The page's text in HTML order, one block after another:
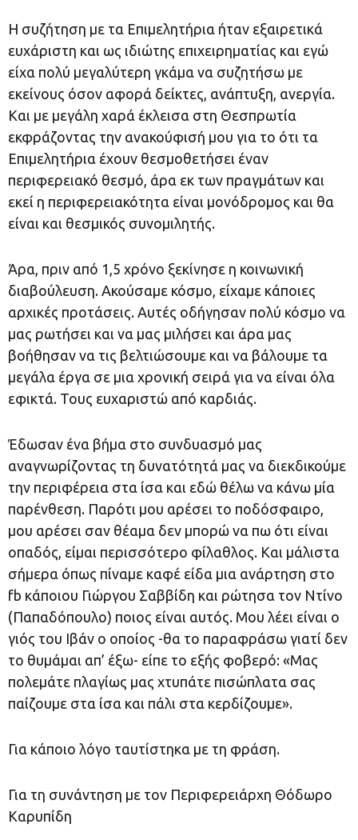
Η συζήτηση με τα Επιμελητήρια ήταν εξαιρετικά
ευχάριστη και ως ιδιώτης επιχειρηματίας και εγώ
είχα πολύ μεγαλύτερη γκάμα να συζητήσω με
εκείνους όσον αφορά δείκτες, ανάπτυξη, ανεργία.
Και με μεγάλη χαρά έκλεισα στη Θεσπρωτία
εκφράζοντας την ανακούφισή μου για το ότι τα
Επιμελητήρια έχουν θεσμοθετήσει έναν
περιφερειακό θεσμό, άρα εκ των πραγμάτων και
εκεί η περιφερειακότητα είναι μονόδρομος και θα
είναι και θεσμικός συνομιλητής.
Άρα, πριν από 1,5 χρόνο ξεκίνησε η κοινωνική
διαβούλευση. Ακούσαμε κόσμο, είχαμε κάποιες
αρχικές προτάσεις. Αυτές οδήγησαν πολύ κόσμο να
μας ρωτήσει και να μας μιλήσει και άρα μας
βοήθησαν να τις βελτιώσουμε και να βάλουμε τα
μεγάλα έργα σε μια χρονική σειρά για να είναι όλα
εφικτά. Τους ευχαριστώ από καρδιάς.
Έδωσαν ένα βήμα στο συνδυασμό μας
αναγνωρίζοντας τη δυνατότητά μας να διεκδικούμε
την περιφέρεια στα ίσα και εδώ θέλω να κάνω μία
παρένθεση. Παρότι μου αρέσει το ποδόσφαιρο,
μου αρέσει σαν θέαμα δεν μπορώ να πω ότι είναι
οπαδός, είμαι περισσότερο φίλαθλος. Και μάλιστα
σήμερα όπως πίναμε καφέ είδα μια ανάρτηση στο
fb κάποιου Γιώργου Σαββίδη και ρώτησα τον Ντίνο
(Παπαδόπουλο) ποιος είναι αυτός. Μου λέει είναι ο
γιός του Ιβάν ο οποίος -θα το παραφράσω γιατί δεν
το θυμάμαι απ’ έξω- είπε το εξής φοβερό: «Μας
πολεμάτε πλαγίως μας χτυπάτε πισώπλατα σας
παίζουμε στα ίσα και πάλι στα κερδίζουμε».
Για κάποιο λόγο ταυτίστηκα με τη φράση.
Για τη συνάντηση με τον Περιφερειάρχη Θόδωρο
Καρυπίδη